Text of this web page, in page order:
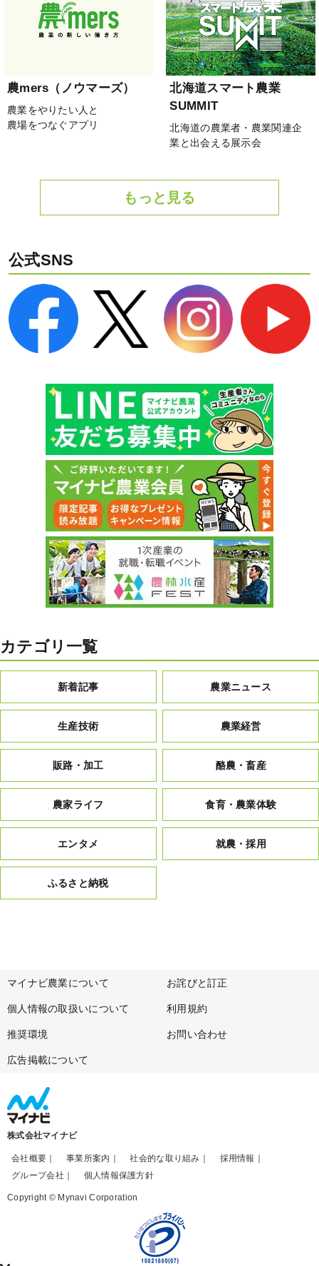
農mers（ノウマーズ）
農業をやりたい人と
農場をつなぐアプリ
北海道スマート農業
SUMMIT
北海道の農業者・農業関連企
業と出会える展示会
もっと見る
公式SNS
カテゴリ一覧
新着記事 農業ニュース
生産技術 農業経営
販路・加工 酪農・畜産
農家ライフ 食育・農業体験
エンタメ 就農・採用
ふるさと納税
マイナビ農業について お詫びと訂正
個人情報の取扱いについて 利用規約
推奨環境 お問い合わせ
広告掲載について
株式会社マイナビ
会社概要 事業所案内 社会的な取り組み
採用情報
グループ会社
個人情報保護方針
Copyright © Mynavi Corporation